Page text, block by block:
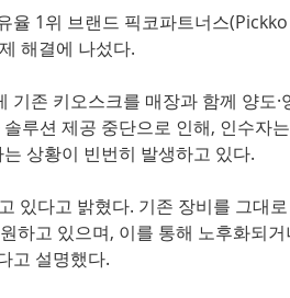
율 1위 브랜드 픽코파트너스(Pickko
해결에 나섰다.
기존 키오스크를 매장과 함께 양도·
루션 제공 중단으로 인해, 인수자
상황이 빈번히 발생하고 있다.
있다고 밝혔다. 기존 장비를 그대
하고 있으며, 이를 통해 노후화되
고 설명했다.